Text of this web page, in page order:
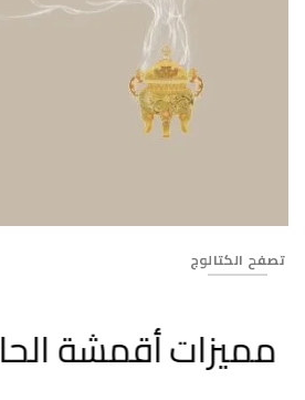
تصفح الكتالوج
مميزات أقمشة